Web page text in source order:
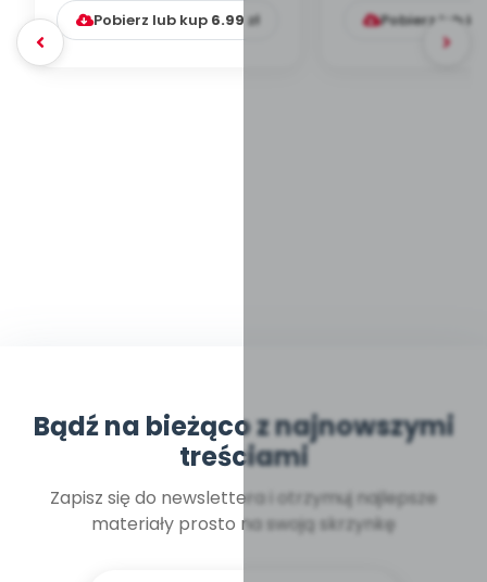
Pobierz lub kup 6.99 zł Pobierz lub
Bądź na bieżąco z najnowszymi
treściami
Zapisz się do newslettera i otrzymuj najlepsze
materiały prosto na swoją skrzynkę